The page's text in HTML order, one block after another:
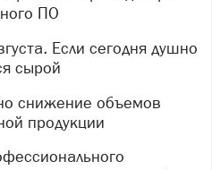
ПО
сырой
продукции